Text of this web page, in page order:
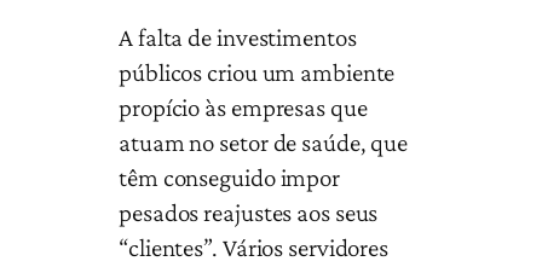
A falta de investimentos
públicos criou um ambiente
propício às empresas que
atuam no setor de saúde, que
têm conseguido impor
pesados reajustes aos seus
“clientes”. Vários servidores